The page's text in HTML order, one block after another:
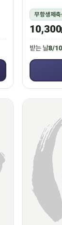
무항생제축
10,300
받는 날8/